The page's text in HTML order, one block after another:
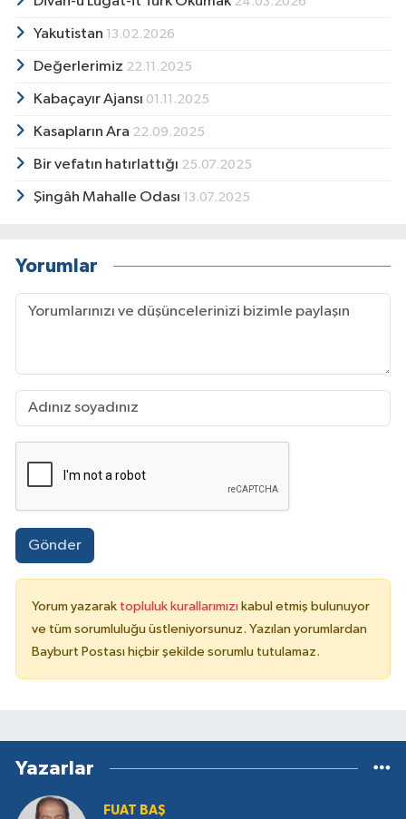
Yakutistan 13.02.2026
Değerlerimiz 22.11.2025
Kabaçayır Ajansı 01.11.2025
Kasapların Ara 22.09.2025
Bir vefatın hatırlattığı 25.07.2025
Şingâh Mahalle Odası 13.07.2025
Yorumlar
Gönder
Yorum yazarak topluluk kurallarımızı kabul etmiş bulunuyor
ve tüm sorumluluğu üstleniyorsunuz. Yazılan yorumlardan
Bayburt Postası hiçbir şekilde sorumlu tutulamaz.
Yazarlar
FUAT BAŞ